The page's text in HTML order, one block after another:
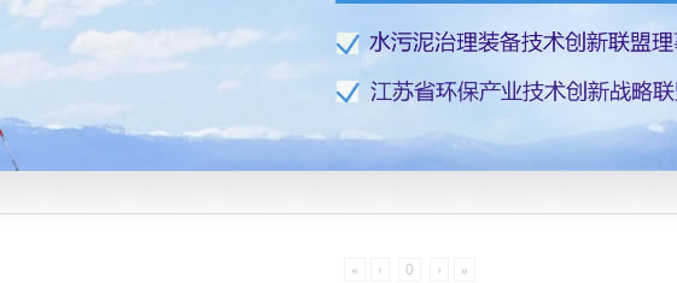
« ‹ 0 › »